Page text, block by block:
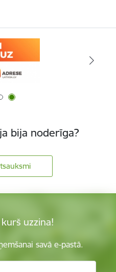
bija noderīga?
uzzina!
savā e-pastā.